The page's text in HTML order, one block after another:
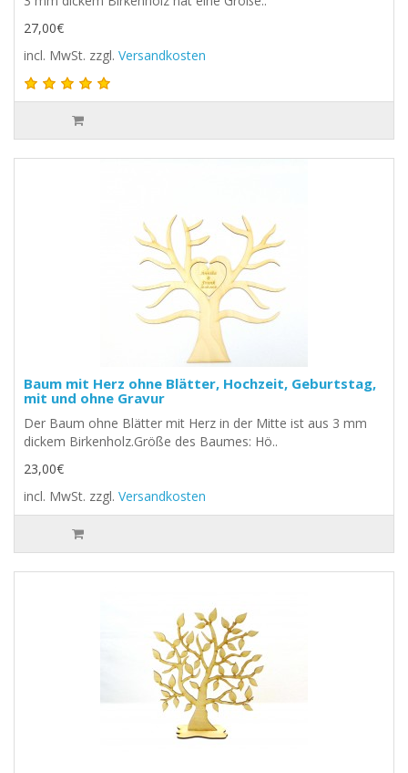
27,00€
incl. MwSt. zzgl. Versandkosten
Baum mit Herz ohne Blätter, Hochzeit, Geburtstag,
mit und ohne Gravur
Der Baum ohne Blätter mit Herz in der Mitte ist aus 3 mm
dickem Birkenholz.Größe des Baumes: Hö..
23,00€
incl. MwSt. zzgl. Versandkosten